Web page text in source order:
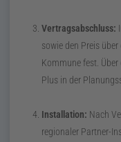
Vertragsabschluss:
sowie den Preis
Kommune fest.
Plus in der
Installation: Nach
regionaler Partner-